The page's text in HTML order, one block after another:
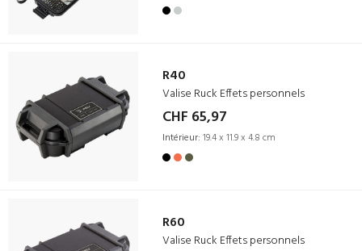
R40
Valise Ruck Effets personnels
CHF 65,97
Intérieur: 19.4 x 11.9 x 4.8 cm
R60
Valise Ruck Effets personnels